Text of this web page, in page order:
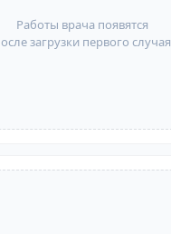
Работы врача появятся
загрузки первого случая